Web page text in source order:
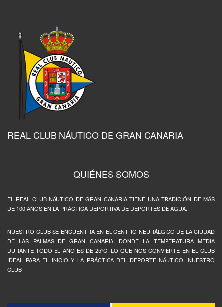
REAL CLUB NÁUTICO DE GRAN CANARIA
QUIÉNES SOMOS
EL REAL CLUB NÁUTICO DE GRAN CANARIA TIENE UNA TRADICIÓN DE MÁS
DE 100 AÑOS EN LA PRÁCTICA DEPORTIVA DE DEPORTES DE AGUA.
NUESTRO CLUB SE ENCUENTRA EN EL CENTRO NEURÁLGICO DE LA CIUDAD
DE LAS PALMAS DE GRAN CANARIA, DONDE LA TEMPERATURA MEDIA
DURANTE TODO EL AÑO ES DE 25ºC, LO QUE NOS CONVIERTE EN EL CLUB
IDEAL PARA EL INICIO Y LA PRÁCTICA DEL DEPORTE NÁUTICO. NUESTRO
CLUB